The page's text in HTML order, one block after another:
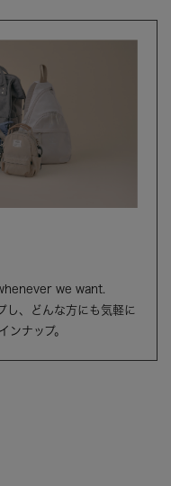
we want.
し、どんな方にも気軽に
ンナップ。